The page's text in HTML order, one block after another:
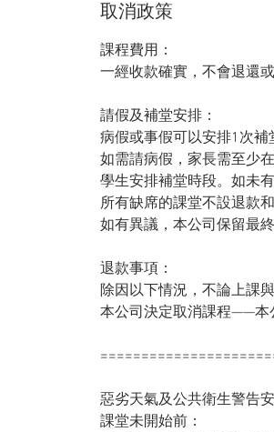
取消政策
課程費用：
一經收款確實，不會退還
請假及補堂安排：
病假或事假可以安排1次補
如需請病假，家長需至少
學生安排補堂時段。如未
所有缺席的課堂不設退款和
如有異議，本公司保留最終
退款事項：
除因以下情況，不論上課
本公司決定取消課程——本
惡劣天氣及公共衛生警告
課堂未開始前：